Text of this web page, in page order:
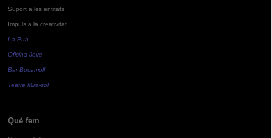
Suport a les entitats
Impuls a la creativitat
La Pua
Oficina Jove
Bar Bocamoll
Teatre Mira-sol
Què fem